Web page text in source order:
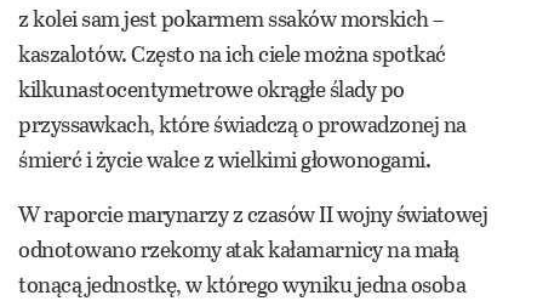
z kolei sam jest pokarmem ssaków morskich –
kaszalotów. Często na ich ciele można spotkać
kilkunastocentymetrowe okrągłe ślady po
przyssawkach, które świadczą o prowadzonej na
śmierć i życie walce z wielkimi głowonogami.
W raporcie marynarzy z czasów II wojny światowej
odnotowano rzekomy atak kałamarnicy na małą
tonącą jednostkę, w którego wyniku jedna osoba